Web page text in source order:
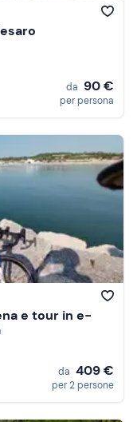
da 90 €
per persona
e tour in e-
da 409 €
per 2 persone